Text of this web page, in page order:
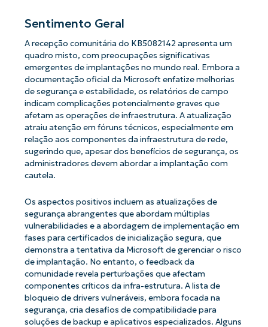
Sentimento Geral
A recepção comunitária do KB5082142 apresenta um
quadro misto, com preocupações significativas
emergentes de implantações no mundo real. Embora a
documentação oficial da Microsoft enfatize melhorias
de segurança e estabilidade, os relatórios de campo
indicam complicações potencialmente graves que
afetam as operações de infraestrutura. A atualização
atraiu atenção em fóruns técnicos, especialmente em
relação aos componentes da infraestrutura de rede,
sugerindo que, apesar dos benefícios de segurança, os
administradores devem abordar a implantação com
cautela.
Os aspectos positivos incluem as atualizações de
segurança abrangentes que abordam múltiplas
vulnerabilidades e a abordagem de implementação em
fases para certificados de inicialização segura, que
demonstra a tentativa da Microsoft de gerenciar o risco
de implantação. No entanto, o feedback da
comunidade revela perturbações que afectam
componentes críticos da infra-estrutura. A lista de
bloqueio de drivers vulneráveis, embora focada na
segurança, cria desafios de compatibilidade para
soluções de backup e aplicativos especializados. Alguns